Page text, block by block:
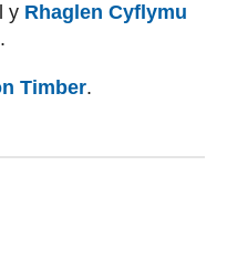
y Rhaglen Cyflymu
Timber.